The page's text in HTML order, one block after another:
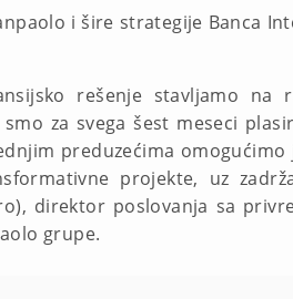
i šire strategije Banca
rešenje stavljamo na
za svega šest meseci
preduzećima
projekte, uz
direktor poslovanja sa
grupe.